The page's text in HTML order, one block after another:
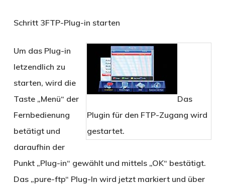
Schritt 3FTP-Plug-in starten
Das
Plugin für den FTP-Zugang wird
gestartet.
Um das Plug-in
letzendlich zu
starten, wird die
Taste „Menü“ der
Fernbedienung
betätigt und
daraufhin der
Punkt „Plug-in“ gewählt und mittels „OK“ bestätigt.
Das „pure-ftp“ Plug-In wird jetzt markiert und über